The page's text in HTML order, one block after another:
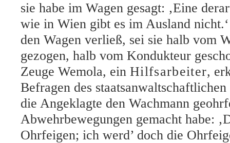
sie habe im Wagen gesagt: ‚Eine
wie in Wien gibt es im Ausland
den Wagen verließ, sei sie halb vom
gezogen, halb vom Kondukteur
Zeuge Wemola, ein Hilfsarbeiter,
Befragen des
die Angeklagte den Wachmann
Abwehrbewegungen gemacht habe:
Ohrfeigen; ich werd’ doch die